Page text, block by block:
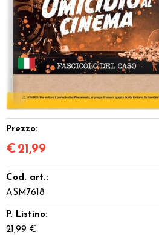
Dadi
Accessori
Giocattoli e Gadget
Offerte del Dragone
Prezzo:
€ 21,99
Cod. art.:
ASM7618
P. Listino:
21,99 €